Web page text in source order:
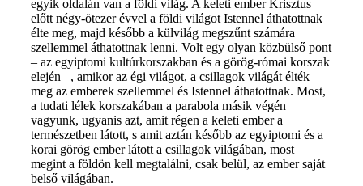
egyik oldalán van a földi világ. A keleti ember Krisztus
előtt négy-ötezer évvel a földi világot Istennel áthatottnak
élte meg, majd később a külvilág megszűnt számára
szellemmel áthatottnak lenni. Volt egy olyan közbülső pont
– az egyiptomi kultúrkorszakban és a görög-római korszak
elején –, amikor az égi világot, a csillagok világát élték
meg az emberek szellemmel és Istennel áthatottnak. Most,
a tudati lélek korszakában a parabola másik végén
vagyunk, ugyanis azt, amit régen a keleti ember a
természetben látott, s amit aztán később az egyiptomi és a
korai görög ember látott a csillagok világában, most
megint a földön kell megtalálni, csak belül, az ember saját
belső világában.